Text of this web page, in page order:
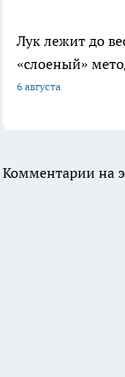
Лук лежит до
«слоеный»
6 августа
Комментарии на